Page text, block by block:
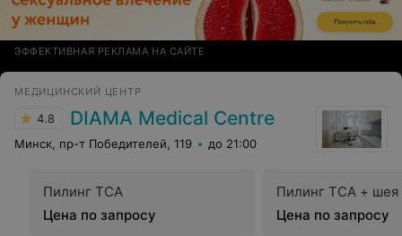
ЭФФЕКТИВНАЯ РЕКЛАМА НА САЙТЕ
МЕДИЦИНСКИЙ ЦЕНТР
4.8 DIAMA Medical Centre
Минск, пр-т Победителей, 119 до 21:00
Пилинг TCA
Цена по запросу
Пилинг TCA + шея
Цена по запросу